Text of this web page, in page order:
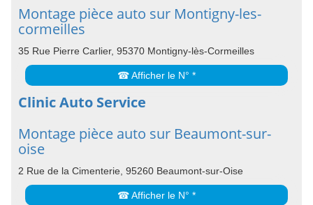
Montage pièce auto sur Montigny-les-
cormeilles
35 Rue Pierre Carlier, 95370 Montigny-lès-Cormeilles
☎ Afficher le N° *
Clinic Auto Service
Montage pièce auto sur Beaumont-sur-
oise
2 Rue de la Cimenterie, 95260 Beaumont-sur-Oise
☎ Afficher le N° *